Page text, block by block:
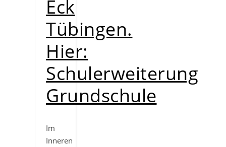
Eck
Tübingen.
Hier:
Schulerweiterung
Grundschule
Im
Inneren